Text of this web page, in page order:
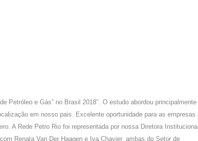
Petróleo e Gás” no Brasil 2018″. O estudo abordou principalmente
em nosso pais. Excelente oportunidade para as empresas
A Rede Petro Rio foi representada por nossa Diretora Institucional
Renata Van Der Haagen e Iva Chavier, ambas do Setor de